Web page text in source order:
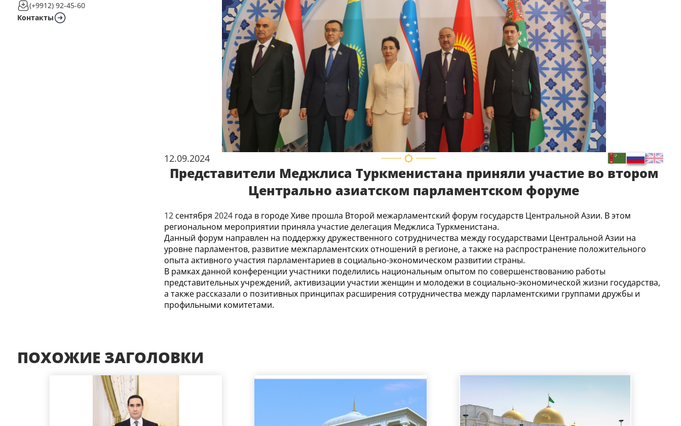
(+9912) 92-45-60
Контакты
12.09.2024
Представители Меджлиса Туркменистана приняли участие во втором
Центрально азиатском парламентском форуме
12 сентября 2024 года в городе Хиве прошла Второй межарламентский форум государств Центральной Азии. В этом
региональном мероприятии приняла участие делегация Меджлиса Туркменистана.
Данный форум направлен на поддержку дружественного сотрудничества между государствами Центральной Азии на
уровне парламентов, развитие межпарламентских отношений в регионе, а также на распространение положительного
опыта активного участия парламентариев в социально-экономическом развитии страны.
В рамках данной конференции участники поделились национальным опытом по совершенствованию работы
представительных учреждений, активизации участии женщин и молодежи в социально-экономической жизни государства,
а также рассказали о позитивных принципах расширения сотрудничества между парламентскими группами дружбы и
профильными комитетами.
ПОХОЖИЕ ЗАГОЛОВКИ